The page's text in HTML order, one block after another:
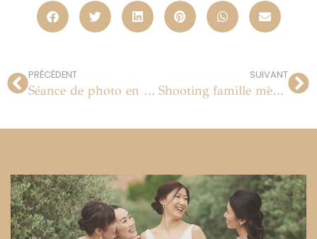
PRÉCÉDENT
Séance de photo en famille à Paris
SUIVANT
Shooting famille mère fille en studio